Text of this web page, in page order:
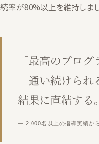
続率が80%以上を維持しまし
「最高のプロ
「通い続けられ
結果に直結する。
— 2,000名以上の指導実績か